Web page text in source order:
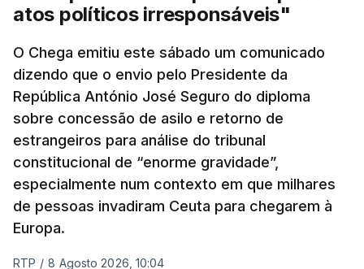
atos políticos irresponsáveis"
O Chega emitiu este sábado um comunicado
dizendo que o envio pelo Presidente da
República António José Seguro do diploma
sobre concessão de asilo e retorno de
estrangeiros para análise do tribunal
constitucional de “enorme gravidade”,
especialmente num contexto em que milhares
de pessoas invadiram Ceuta para chegarem à
Europa.
RTP / 8 Agosto 2026, 10:04